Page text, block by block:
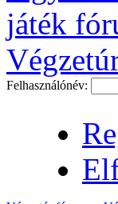
Felhasználónév: